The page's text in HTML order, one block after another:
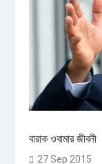
বারাক ওবামার জীবনী
27 Sep 2015